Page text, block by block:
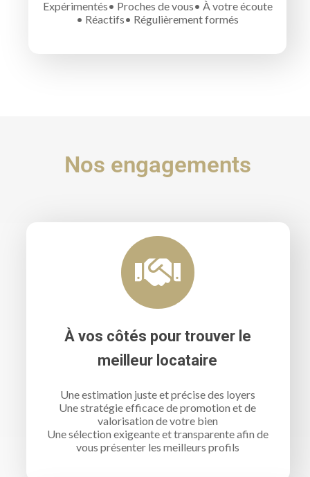
Expérimentés Proches de vous
À votre écoute
Réactifs
Régulièrement formés
Nos engagements
À vos côtés pour trouver le
meilleur locataire
Une estimation juste et précise des loyers
Une stratégie efficace de promotion et de
valorisation de votre bien
Une sélection exigeante et transparente afin de
vous présenter les meilleurs profils